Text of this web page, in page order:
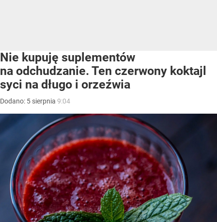
Nie kupuję suplementów
na odchudzanie. Ten czerwony koktajl
syci na długo i orzeźwia
Dodano: 5 sierpnia 9:04